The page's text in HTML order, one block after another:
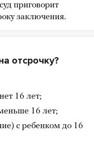
приговорит
заключения.
отсрочку?
16 лет;
16 лет;
с ребенком до 16